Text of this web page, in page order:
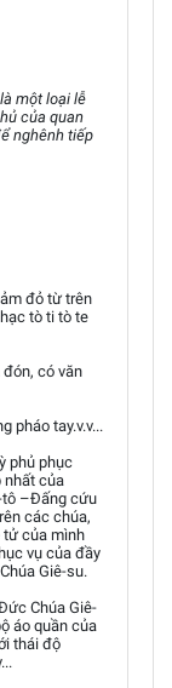
một loại lễ
của quan
nghênh tiếp
đỏ từ trên
tò ti tò te
có văn
pháo tay.v.v...
phủ phục
nhất của
tô –Đấng cứu
các chúa,
tử của mình
vụ của đầy
Giê-su.
Chúa Giê-
áo quần của
thái độ